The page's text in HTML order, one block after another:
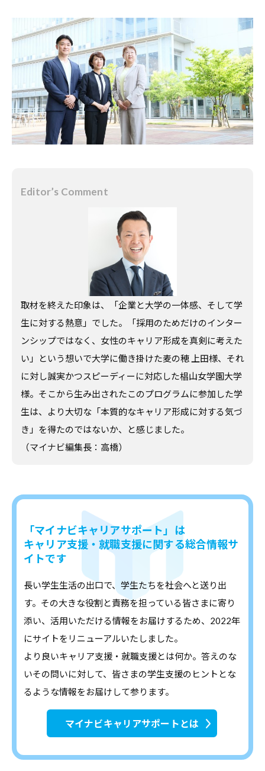
Editor’s Comment
取材を終えた印象は、「企業と大学の一体感、そして学
生に対する熱意」でした。「採用のためだけのインター
ンシップではなく、女性のキャリア形成を真剣に考えた
い」という想いで大学に働き掛けた麦の穂 上田様、それ
に対し誠実かつスピーディーに対応した椙山女学園大学
様。そこから生み出されたこのプログラムに参加した学
生は、より大切な「本質的なキャリア形成に対する気づ
き」を得たのではないか、と感じました。
（マイナビ編集長：高橋）
「マイナビキャリアサポート」は
キャリア支援・就職支援に関する総合情報サ
イトです
長い学生生活の出口で、学生たちを社会へと送り出
す。その大きな役割と責務を担っている皆さまに寄り
添い、活用いただける情報をお届けするため、2022年
にサイトをリニューアルいたしました。
より良いキャリア支援・就職支援とは何か。答えのな
いその問いに対して、皆さまの学生支援のヒントとな
るような情報をお届けして参ります。
マイナビキャリアサポートとは